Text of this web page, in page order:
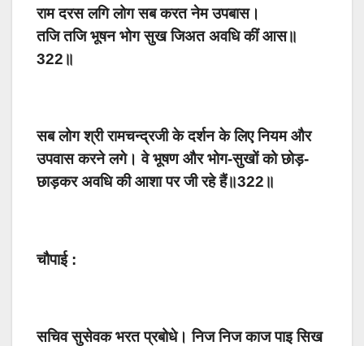
राम दरस लगि लोग सब करत नेम उपबास।
तजि तजि भूषन भोग सुख जिअत अवधि कीं आस॥
322॥
सब लोग श्री रामचन्द्रजी के दर्शन के लिए नियम और
उपवास करने लगे। वे भूषण और भोग-सुखों को छोड़-
छाड़कर अवधि की आशा पर जी रहे हैं॥322॥
चौपाई :
सचिव सुसेवक भरत प्रबोधे। निज निज काज पाइ सिख